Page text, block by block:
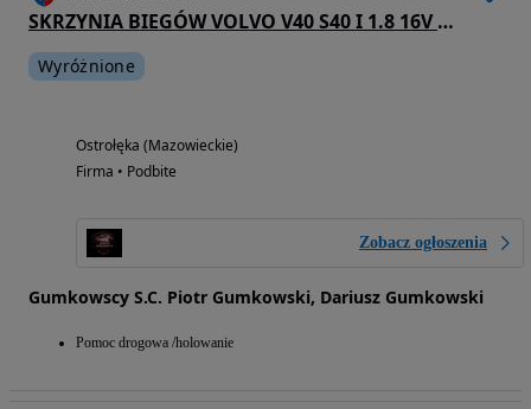
SKRZYNIA BIEGÓW VOLVO V40 S40 I 1.8 16V JC5222
Wyróżnione
Ostrołęka (Mazowieckie)
Firma • Podbite
Zobacz ogłoszenia
Gumkowscy S.C. Piotr Gumkowski, Dariusz Gumkowski
Pomoc drogowa /holowanie